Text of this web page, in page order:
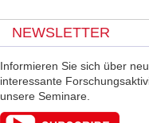
NEWSLETTER
Informieren Sie sich über
interessante
unsere Seminare.